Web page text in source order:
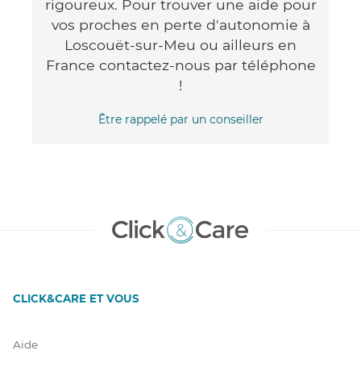
rigoureux. Pour trouver une aide pour
vos proches en perte d'autonomie à
Loscouët-sur-Meu ou ailleurs en
France contactez-nous par téléphone
!
Être rappelé par un conseiller
CLICK&CARE ET VOUS
Aide